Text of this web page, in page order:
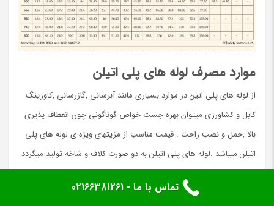
موارد مصرف لوله های پلی اتیلن
از لوله های پلی اتین در موارد بسیاری مانند آبرسانی ,گازرسانی ,کاورینگ
کابل و کشاورزی میتوان بهره جست خواص گوناگونی چون انعطاف پذیری
بالا ,حمل و نصب راحت . قیمت مناسب از مزیتهای ویژه ی لوله های پلی
اتیلن میباشد .لوله های پلی اتیلن به دو صورت کلاف و شاخه تولید میگردد
که این مورد در انجام هر چه سریعتر و نصب راحتتر پروژه های آبرسانی و
غیره بسیار حائذ احمیت میباشد .لئله های پلی اتیلن در فشارهای کاری
تماس با ما - 02166381261